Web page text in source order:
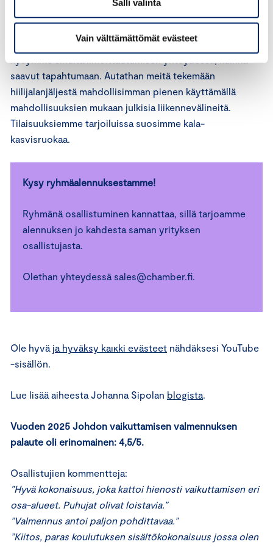
Salli valinta
Vain välttämättömät evästeet
ilmastovaikutuksia. Seuraamme tapahtumiemme
hiilijalanjälkeä osana päästölaskentaa. Tämän vuoksi
saavut tapahtumaan. Autathan meitä tekemään
hiilijalanjäljestä mahdollisimman pienen käyttämällä
mahdollisuuksien mukaan julkisia liikennevälineitä.
Tilaisuuksiemme tarjoiluissa suosimme kala-
kasvisruokaa.
Kysy ryhmäalennuksestamme!
Ryhmänä osallistuminen kannattaa, sillä tarjoamme
alennuksen jo kahdesta saman yrityksen
osallistujasta.
Olethan yhteydessä sales@chamber.fi.
⋯
Ole hyvä ja hyväksy kaikki evästeet nähdäksesi YouTube
-sisällön.
Lue lisää aiheesta Johanna Sipolan blogista.
Vuoden 2025 Johdon vaikuttamisen valmennuksen
palaute oli erinomainen: 4,5/5.
Osallistujien kommentteja:
”Hyvä kokonaisuus, joka kattoi hienosti vaikuttamisen eri
osa-alueet. Puhujat olivat loistavia.”
”Valmennus antoi paljon pohdittavaa.”
”Kiitos, paras koulutuksen sisältökokonaisuus jossa olen